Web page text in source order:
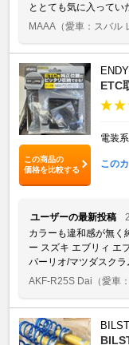
ととても気に入ってい
MAAA （愛車：スバル
この商品の
価格を比較する
ETC
電装系
この
ユーザーの最新投稿
カラーも違和感が無く
ー スズキ エブリィ エ
パーリオ/マツダスクラ
AKF-R25S Dai （愛車